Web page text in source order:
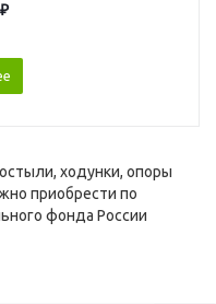
ходунки, опоры
приобрести по
фонда России